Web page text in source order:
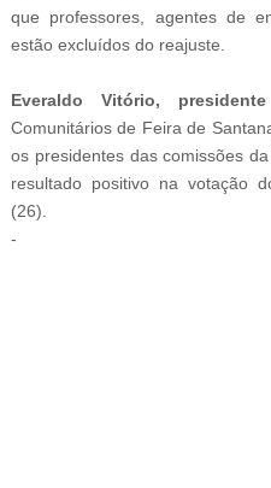
que professores, agentes de
estão excluídos do reajuste.
Everaldo Vitório,
Comunitários de Feira de
os presidentes das comissões
resultado positivo na votação
(26).
-